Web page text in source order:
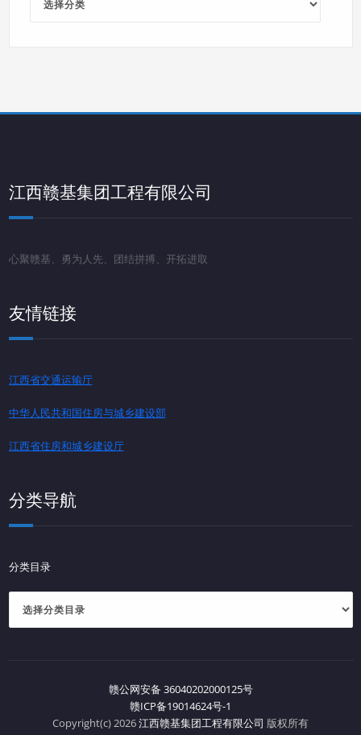
江西赣基集团工程有限公司
心聚赣基、勇为人先、团结拼搏、开拓进取
友情链接
江西省交通运输厅
中华人民共和国住房与城乡建设部
江西省住房和城乡建设厅
分类导航
分类目录
赣公网安备 36040202000125号
赣ICP备19014624号-1
Copyright(c) 2026江西赣基集团工程有限公司 版权所有